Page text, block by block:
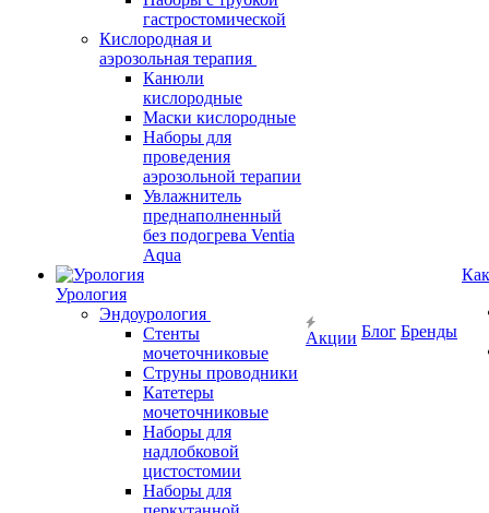
гастростомической
Кислородная и
аэрозольная терапия
Канюли
кислородные
Маски кислородные
Наборы для
проведения
аэрозольной терапии
Увлажнитель
преднаполненный
без подогрева Ventia
Aqua
Урология
Эндоурология
Стенты
мочеточниковые
Струны проводники
Катетеры
мочеточниковые
Наборы для
надлобковой
цистостомии
Наборы для
Акции Блог Бренды